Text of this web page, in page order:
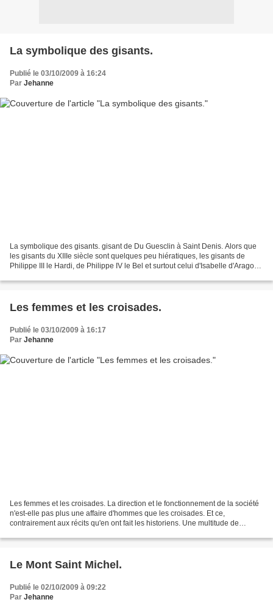
La symbolique des gisants.
Publié le 03/10/2009 à 16:24
Par Jehanne
La symbolique des gisants. gisant de Du Guesclin à Saint Denis. Alors que
les gisants du XIIIe siècle sont quelques peu hiératiques, les gisants de
Philippe III le Hardi, de Philippe IV le Bel et surtout celui d'Isabelle d'Aragon,
Les femmes et les croisades.
Publié le 03/10/2009 à 16:17
Par Jehanne
Les femmes et les croisades. La direction et le fonctionnement de la société
n'est-elle pas plus une affaire d'hommes que les croisades. Et ce,
contrairement aux récits qu'en ont fait les historiens. Une multitude de
Le Mont Saint Michel.
Publié le 02/10/2009 à 09:22
Par Jehanne